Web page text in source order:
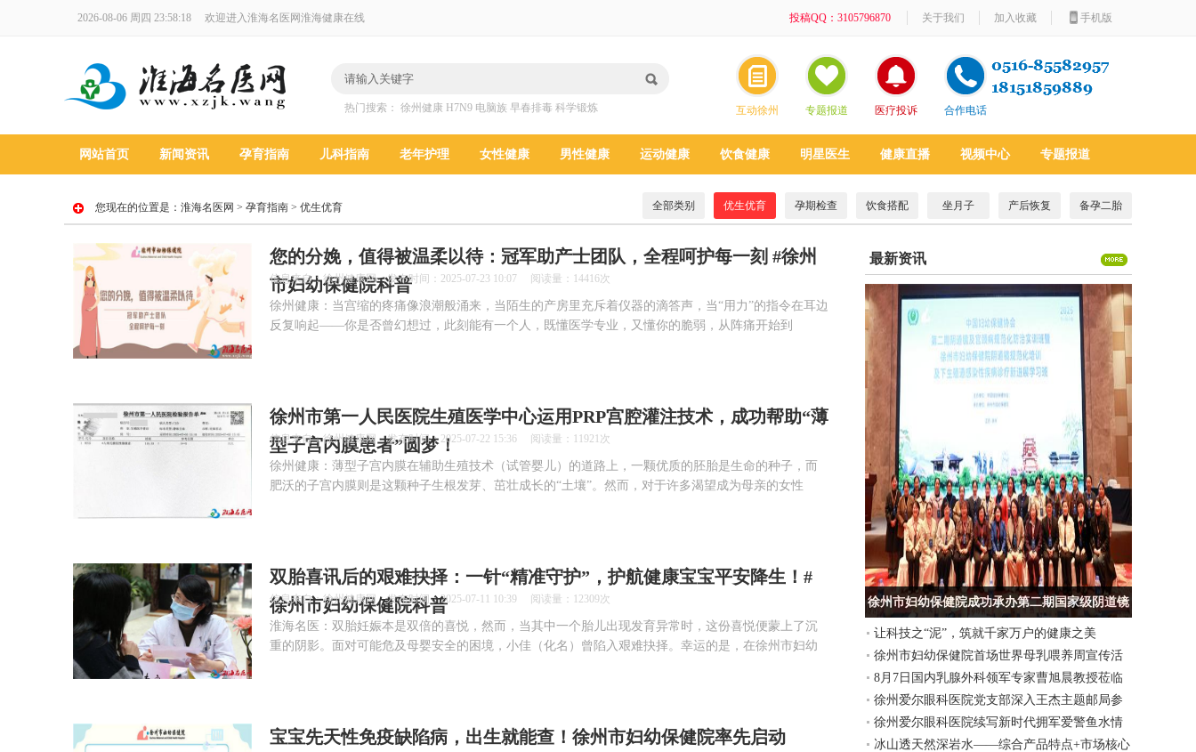
2026-08-06 周四 23:58:19 欢迎进入淮海名医网淮海健康在线 手机版
加入收藏
关于我们
投稿QQ：3105796870
热门搜索： 徐州健康 H7N9 电脑族 早春排毒 科学锻炼 互动徐州 专题报道 医疗投诉 合作电话
网站首页 新闻资讯 孕育指南 儿科指南 老年护理 女性健康 男性健康 运动健康 饮食健康 明星医生 健康直播 视频中心 专题报道
您现在的位置是： 淮海名医网 > 孕育指南 > 优生优育 全部类别 优生优育 孕期检查 饮食搭配 坐月子 产后恢复 备孕二胎
您的分娩，值得被温柔以待：冠军助产士团队，全程呵护每一刻 #徐州
市妇幼保健院科普
信息来自：徐州健康网 发布时间：2025-07-23 10:07 阅读量：14416次
徐州健康：当宫缩的疼痛像浪潮般涌来，当陌生的产房里充斥着仪器的滴答声，当“用力”的指令在耳边
反复响起——你是否曾幻想过，此刻能有一个人，既懂医学专业，又懂你的脆弱，从阵痛开始到
徐州市第一人民医院生殖医学中心运用PRP宫腔灌注技术，成功帮助“薄
型子宫内膜患者”圆梦！
信息来自：徐州健康网 发布时间：2025-07-22 15:36 阅读量：11921次
徐州健康：薄型子宫内膜在辅助生殖技术（试管婴儿）的道路上，一颗优质的胚胎是生命的种子，而
肥沃的子宫内膜则是这颗种子生根发芽、茁壮成长的“土壤”。然而，对于许多渴望成为母亲的女性
双胎喜讯后的艰难抉择：一针“精准守护”，护航健康宝宝平安降生！#
徐州市妇幼保健院科普
信息来自：徐州健康网 发布时间：2025-07-11 10:39 阅读量：12309次
淮海名医：双胎妊娠本是双倍的喜悦，然而，当其中一个胎儿出现发育异常时，这份喜悦便蒙上了沉
重的阴影。面对可能危及母婴安全的困境，小佳（化名）曾陷入艰难抉择。幸运的是，在徐州市妇幼
宝宝先天性免疫缺陷病，出生就能查！徐州市妇幼保健院率先启动
最新资讯
徐州市妇幼保健院成功承办第二期国家级阴道镜
及宫颈病规范化防治实训班
让科技之“泥”，筑就千家万户的健康之美
徐州市妇幼保健院首场世界母乳喂养周宣传活
动开启
8月7日国内乳腺外科领军专家曹旭晨教授莅临
我徐州市妇幼保健院坐诊
徐州爱尔眼科医院党支部深入王杰主题邮局参
观考察
徐州爱尔眼科医院续写新时代拥军爱警鱼水情
冰山透天然深岩水——综合产品特点+市场核心